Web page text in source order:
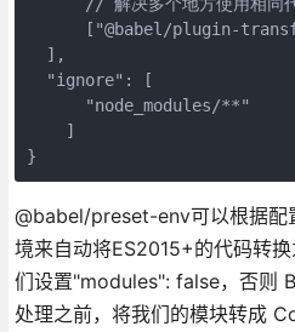
["@babel/plugin-
  ],
  "ignore": [
      "node_modules/**"
    ]
}
@babel/preset-env可以根据配
境来自动将ES2015+的代码转
们设置"modules": false，否则
处理之前，将我们的模块转成